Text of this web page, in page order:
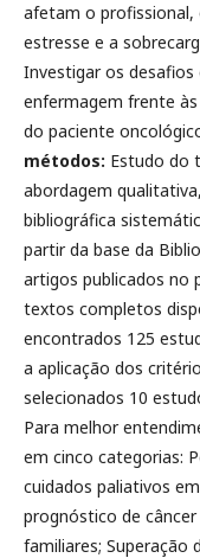
afetam o profissional,
estresse e a
Investigar os desafios
enfermagem frente
do paciente
métodos: Estudo do
abordagem
bibliográfica
partir da base da
artigos publicados no
textos completos
encontrados 125
a aplicação dos
selecionados 10
Para melhor
em cinco categorias:
cuidados paliativos
prognóstico de
familiares; Superação